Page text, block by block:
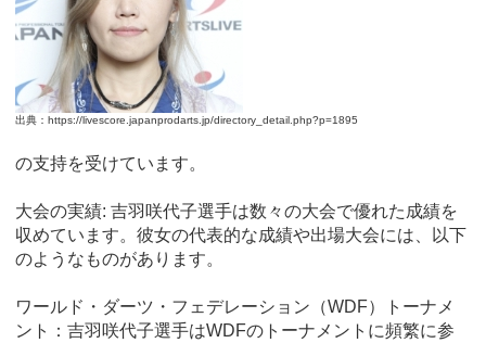
出典：https://livescore.japanprodarts.jp/directory_detail.php?p=1895
の支持を受けています。
大会の実績: 吉羽咲代子選手は数々の大会で優れた成績を
収めています。彼女の代表的な成績や出場大会には、以下
のようなものがあります。
ワールド・ダーツ・フェデレーション（WDF）トーナメ
ント：吉羽咲代子選手はWDFのトーナメントに頻繁に参